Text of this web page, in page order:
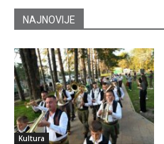
NAJNOVIJE
Kultura